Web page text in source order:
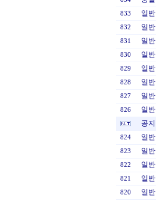
833 일반
832 일반
831 일반
830 일반
829 일반
828 일반
827 일반
826 일반
공지
824 일반
823 일반
822 일반
821 일반
820 일반